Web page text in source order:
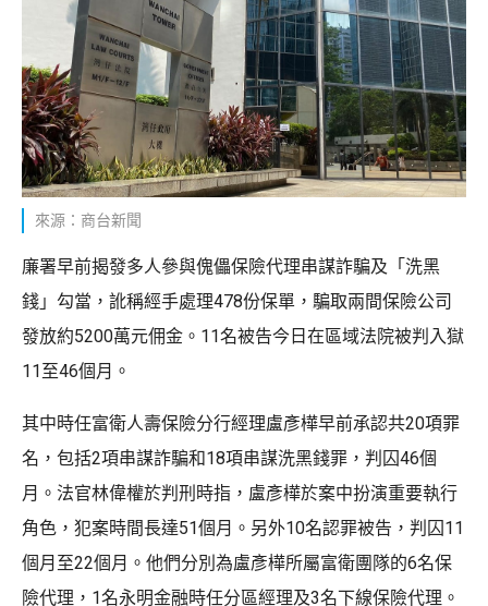
來源：商台新聞
廉署早前揭發多人參與傀儡保險代理串謀詐騙及「洗黑
錢」勾當，訛稱經手處理478份保單，騙取兩間保險公司
發放約5200萬元佣金。11名被告今日在區域法院被判入獄
11至46個月。
其中時任富衛人壽保險分行經理盧彥樺早前承認共20項罪
名，包括2項串謀詐騙和18項串謀洗黑錢罪，判囚46個
月。法官林偉權於判刑時指，盧彥樺於案中扮演重要執行
角色，犯案時間長達51個月。另外10名認罪被告，判囚11
個月至22個月。他們分別為盧彥樺所屬富衛團隊的6名保
險代理，1名永明金融時任分區經理及3名下線保險代理。